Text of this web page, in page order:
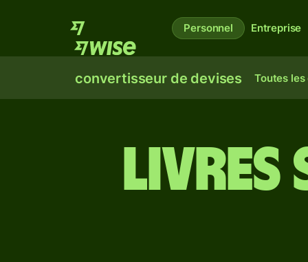
Personnel Entreprise
convertisseur de devises Toutes les